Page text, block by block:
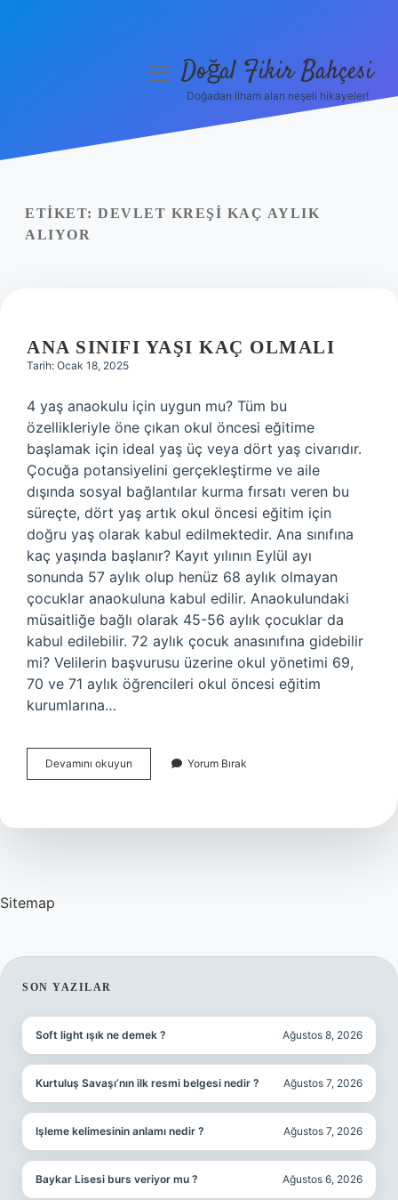
Yasal Uyarı
menüyüDoğal Fikir Bahçesi
Doğadan ilham alan neşeli hikayeler!
ETIKET: DEVLET KREŞI KAÇ AYLIK
ALIYOR
ANA SINIFI YAŞI KAÇ OLMALI
Tarih: Ocak 18, 2025
4 yaş anaokulu için uygun mu? Tüm bu
özellikleriyle öne çıkan okul öncesi eğitime
başlamak için ideal yaş üç veya dört yaş civarıdır.
Çocuğa potansiyelini gerçekleştirme ve aile
dışında sosyal bağlantılar kurma fırsatı veren bu
süreçte, dört yaş artık okul öncesi eğitim için
doğru yaş olarak kabul edilmektedir. Ana sınıfına
kaç yaşında başlanır? Kayıt yılının Eylül ayı
sonunda 57 aylık olup henüz 68 aylık olmayan
çocuklar anaokuluna kabul edilir. Anaokulundaki
müsaitliğe bağlı olarak 45-56 aylık çocuklar da
kabul edilebilir. 72 aylık çocuk anasınıfına gidebilir
mi? Velilerin başvurusu üzerine okul yönetimi 69,
70 ve 71 aylık öğrencileri okul öncesi eğitim
kurumlarına…
Devamını okuyun
Sınıfı
Olmalı
Yorum Bırak
Sitemap
SIDEBAR
SON YAZILAR
Soft light ışık ne demek ? Ağustos 8, 2026
Kurtuluş Savaşı’nın ilk resmi belgesi nedir ? Ağustos 7, 2026
Işleme kelimesinin anlamı nedir ? Ağustos 7, 2026
Baykar Lisesi burs veriyor mu ? Ağustos 6, 2026